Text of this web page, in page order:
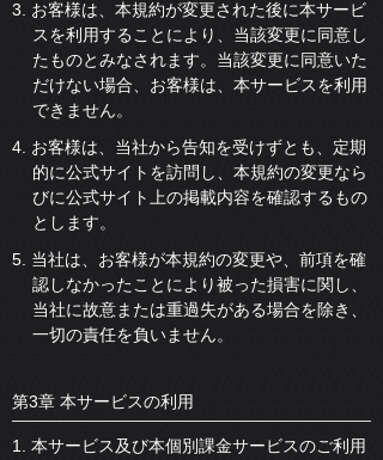
3. お客様は、本規約が変更された後に本サービ
スを利用することにより、当該変更に同意し
たものとみなされます。当該変更に同意いた
だけない場合、お客様は、本サービスを利用
できません。
4. お客様は、当社から告知を受けずとも、定期
的に公式サイトを訪問し、本規約の変更なら
びに公式サイト上の掲載内容を確認するもの
とします。
5. 当社は、お客様が本規約の変更や、前項を確
認しなかったことにより被った損害に関し、
当社に故意または重過失がある場合を除き、
一切の責任を負いません。
第3章 本サービスの利用
1. 本サービス及び本個別課金サービスのご利用